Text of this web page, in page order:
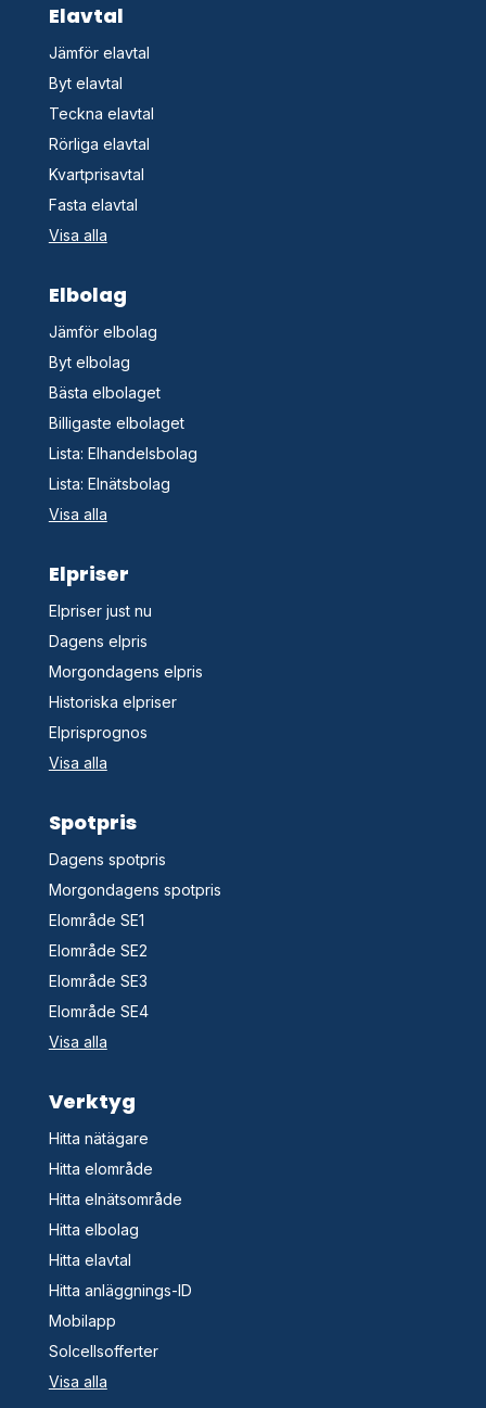
Elavtal
Jämför elavtal
Byt elavtal
Teckna elavtal
Rörliga elavtal
Kvartprisavtal
Fasta elavtal
Visa alla
Elbolag
Jämför elbolag
Byt elbolag
Bästa elbolaget
Billigaste elbolaget
Lista: Elhandelsbolag
Lista: Elnätsbolag
Visa alla
Elpriser
Elpriser just nu
Dagens elpris
Morgondagens elpris
Historiska elpriser
Elprisprognos
Visa alla
Spotpris
Dagens spotpris
Morgondagens spotpris
Elområde SE1
Elområde SE2
Elområde SE3
Elområde SE4
Visa alla
Verktyg
Hitta nätägare
Hitta elområde
Hitta elnätsområde
Hitta elbolag
Hitta elavtal
Hitta anläggnings-ID
Mobilapp
Solcellsofferter
Visa alla